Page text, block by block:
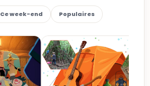
Ce week-end Populaires